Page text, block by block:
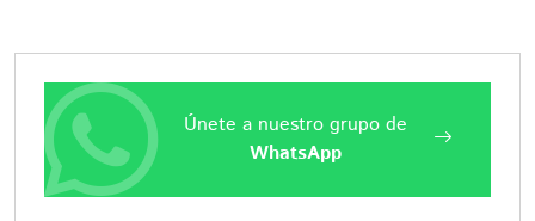
Únete a nuestro grupo de
WhatsApp